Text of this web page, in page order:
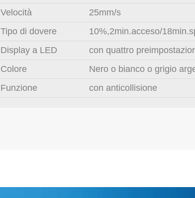
Velocità
25mm/s
Tipo di dovere
10%,2min.acceso/
Display a LED
con quattro
Colore
Nero o bianco o grigio
Funzione con anticollisione